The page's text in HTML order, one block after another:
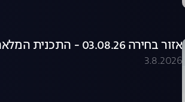
אזור בחירה 03.08.26 - התכנית המלאה
3.8.2026